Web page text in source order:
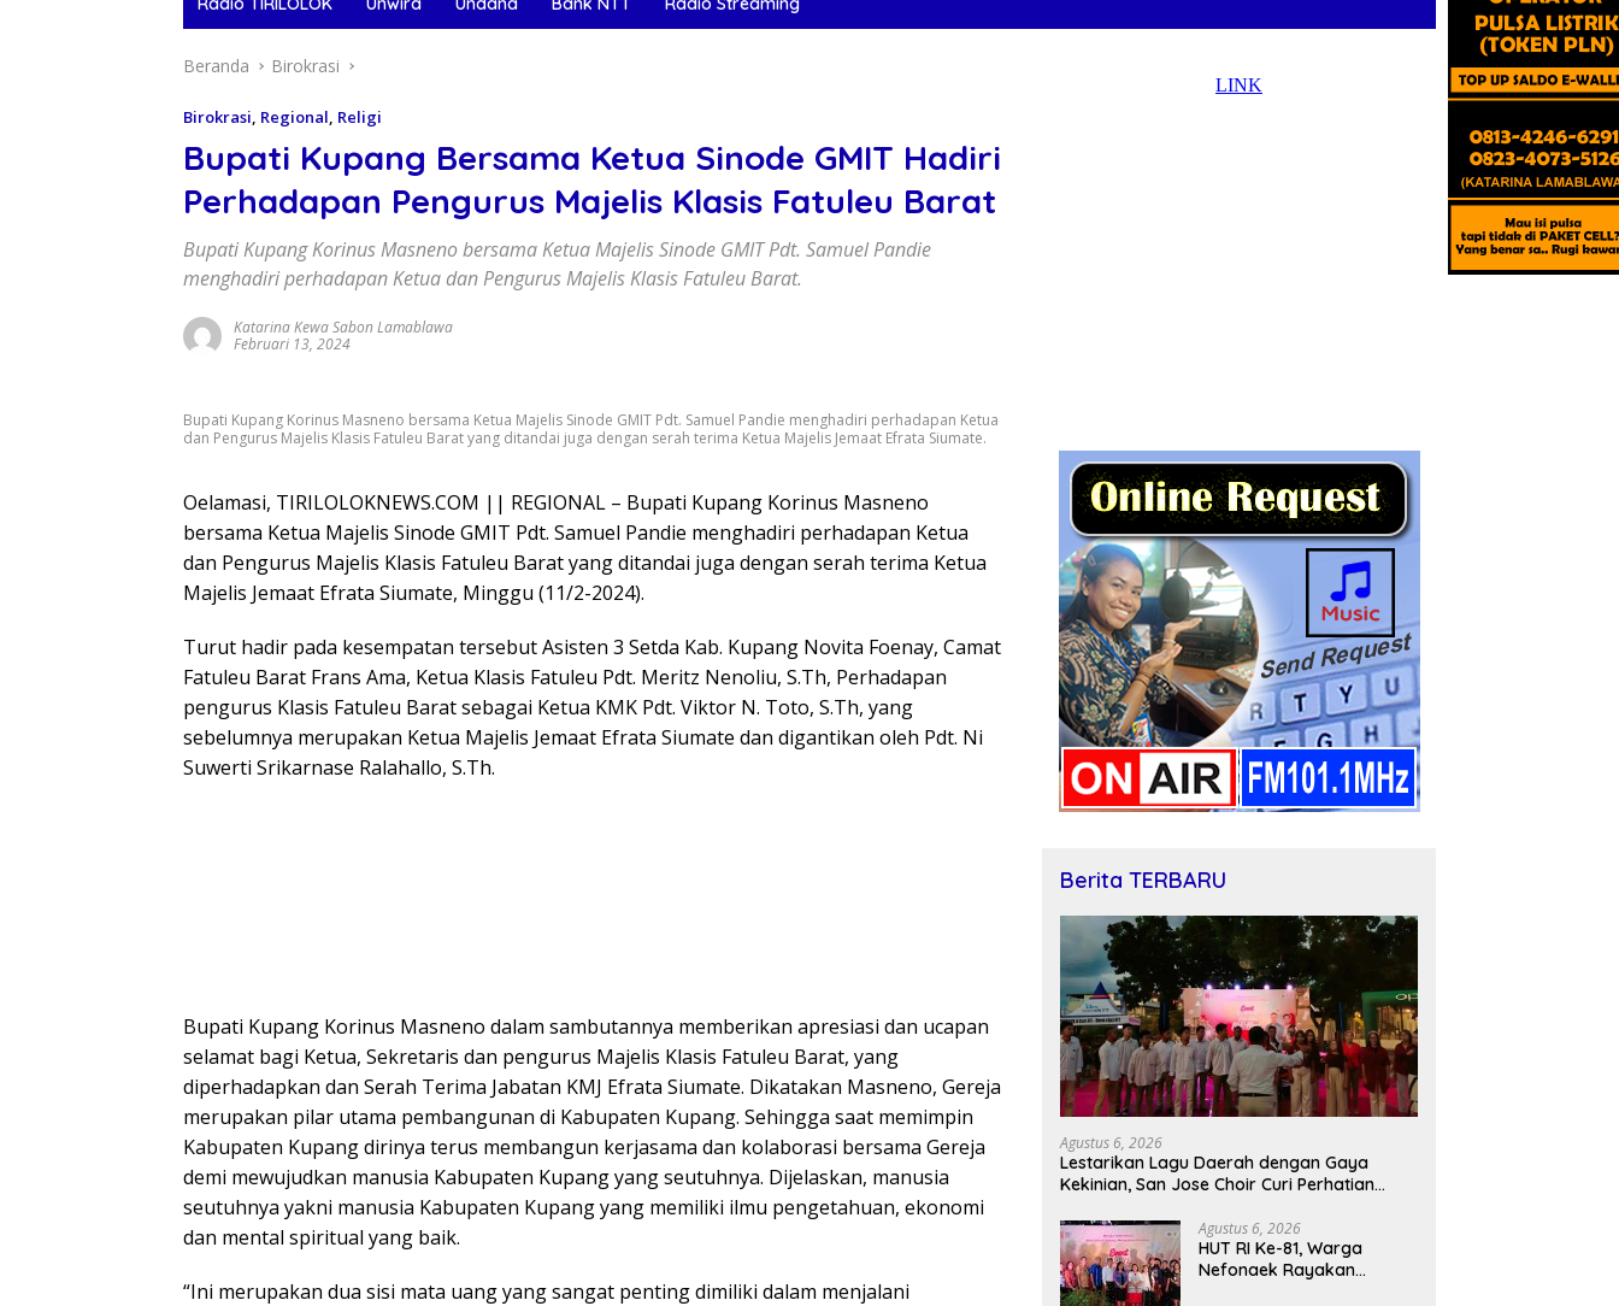
Beranda Birokrasi
Birokrasi, Regional, Religi
Bupati Kupang Bersama Ketua Sinode GMIT Hadiri
Perhadapan Pengurus Majelis Klasis Fatuleu Barat
Bupati Kupang Korinus Masneno bersama Ketua Majelis Sinode GMIT Pdt. Samuel Pandie
menghadiri perhadapan Ketua dan Pengurus Majelis Klasis Fatuleu Barat.
Katarina Kewa Sabon Lamablawa
Februari 13, 2024
Bupati Kupang Korinus Masneno bersama Ketua Majelis Sinode GMIT Pdt. Samuel Pandie menghadiri perhadapan Ketua
dan Pengurus Majelis Klasis Fatuleu Barat yang ditandai juga dengan serah terima Ketua Majelis Jemaat Efrata Siumate.
Oelamasi, TIRILOLOKNEWS.COM || REGIONAL – Bupati Kupang Korinus Masneno
bersama Ketua Majelis Sinode GMIT Pdt. Samuel Pandie menghadiri perhadapan Ketua
dan Pengurus Majelis Klasis Fatuleu Barat yang ditandai juga dengan serah terima Ketua
Majelis Jemaat Efrata Siumate, Minggu (11/2-2024).
Turut hadir pada kesempatan tersebut Asisten 3 Setda Kab. Kupang Novita Foenay, Camat
Fatuleu Barat Frans Ama, Ketua Klasis Fatuleu Pdt. Meritz Nenoliu, S.Th, Perhadapan
pengurus Klasis Fatuleu Barat sebagai Ketua KMK Pdt. Viktor N. Toto, S.Th, yang
sebelumnya merupakan Ketua Majelis Jemaat Efrata Siumate dan digantikan oleh Pdt. Ni
Suwerti Srikarnase Ralahallo, S.Th.
Bupati Kupang Korinus Masneno dalam sambutannya memberikan apresiasi dan ucapan
selamat bagi Ketua, Sekretaris dan pengurus Majelis Klasis Fatuleu Barat, yang
diperhadapkan dan Serah Terima Jabatan KMJ Efrata Siumate. Dikatakan Masneno, Gereja
merupakan pilar utama pembangunan di Kabupaten Kupang. Sehingga saat memimpin
Kabupaten Kupang dirinya terus membangun kerjasama dan kolaborasi bersama Gereja
demi mewujudkan manusia Kabupaten Kupang yang seutuhnya. Dijelaskan, manusia
seutuhnya yakni manusia Kabupaten Kupang yang memiliki ilmu pengetahuan, ekonomi
dan mental spiritual yang baik.
“Ini merupakan dua sisi mata uang yang sangat penting dimiliki dalam menjalani
Berita TERBARU
Agustus 6, 2026
Lestarikan Lagu Daerah dengan Gaya
Kekinian, San Jose Choir Curi Perhatian
Agustus 6, 2026
HUT RI Ke-81, Warga
Nefonaek Rayakan